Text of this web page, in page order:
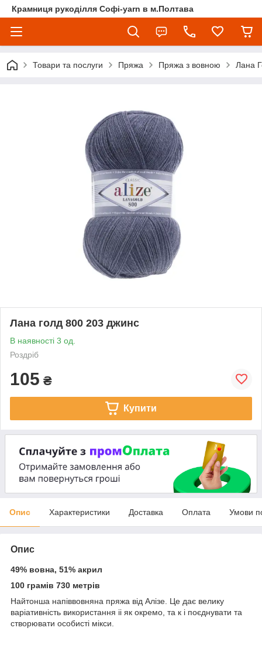
Крамниця рукоділля Софі-yarn в м.Полтава
Товари та послуги Пряжа Пряжа з вовною Лана
Лана голд 800 203 джинс
В наявності 3 од.
Роздріб
105 ₴
Купити
Опис Характеристики Доставка Оплата Умови
Опис
49% вовна, 51% акрил
100 грамів 730 метрів
Найтонша напіввовняна пряжа від Алізе. Це дає велику
варіативність використання іі як окремо, та к і поєднувати та
створювати особисті мікси.